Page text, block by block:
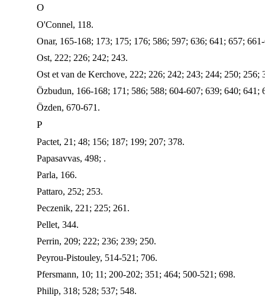
O
O'Connel, 118.
Onar, 165-168; 173; 175; 176; 586; 597; 636; 641; 657;
Ost, 222; 226; 242; 243.
Ost et van de Kerchove, 222; 226; 242; 243; 244; 250; 256;
Özbudun, 166-168; 171; 586; 588; 604-607; 639; 640; 641;
Özden, 670-671.
P
Pactet, 21; 48; 156; 187; 199; 207; 378.
Papasavvas, 498; .
Parla, 166.
Pattaro, 252; 253.
Peczenik, 221; 225; 261.
Pellet, 344.
Perrin, 209; 222; 236; 239; 250.
Peyrou-Pistouley, 514-521; 706.
Pfersmann, 10; 11; 200-202; 351; 464; 500-521; 698.
Philip, 318; 528; 537; 548.